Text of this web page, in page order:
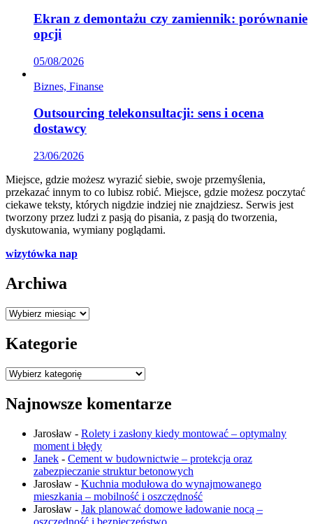
Ekran z demontażu czy zamiennik: porównanie
opcji
05/08/2026
Biznes, Finanse
Outsourcing telekonsultacji: sens i ocena
dostawcy
23/06/2026
Miejsce, gdzie możesz wyrazić siebie, swoje przemyślenia,
przekazać innym to co lubisz robić. Miejsce, gdzie możesz poczytać
ciekawe teksty, których nigdzie indziej nie znajdziesz. Serwis jest
tworzony przez ludzi z pasją do pisania, z pasją do tworzenia,
dyskutowania, wymiany poglądami.
wizytówka nap
Archiwa
Archiwa
Kategorie
Kategorie
Najnowsze komentarze
Jarosław - Rolety i zasłony kiedy montować – optymalny
moment i błędy
Janek - Cement w budownictwie – protekcja oraz
zabezpieczanie struktur betonowych
Jarosław - Kuchnia modułowa do wynajmowanego
mieszkania – mobilność i oszczędność
Jarosław - Jak planować domowe ładowanie nocą –
oszczędność i bezpieczeństwo